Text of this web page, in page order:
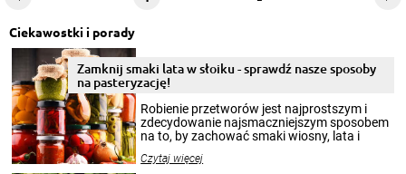
Ciekawostki i porady
Zamknij smaki lata w słoiku - sprawdź nasze sposoby
na pasteryzację!
Robienie przetworów jest najprostszym i
zdecydowanie najsmaczniejszym sposobem
na to, by zachować smaki wiosny, lata i
krajobrazów, by cieszyć nimi oko w sezonie
Czytaj więcej